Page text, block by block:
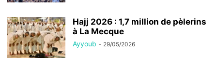
Hajj 2026 : 1,7 million de pèlerins
à La Mecque
Ayyoub - 29/05/2026